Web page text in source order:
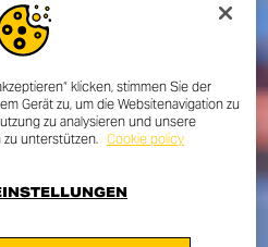
klicken, stimmen Sie der
Gerät zu, um die Websitenavigation zu
zu analysieren und unsere
unterstützen. Cookie policy